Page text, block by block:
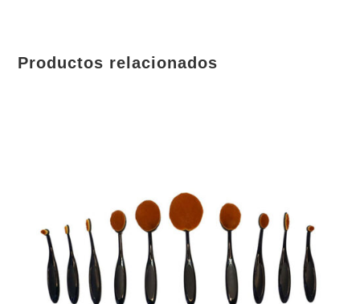
Productos relacionados